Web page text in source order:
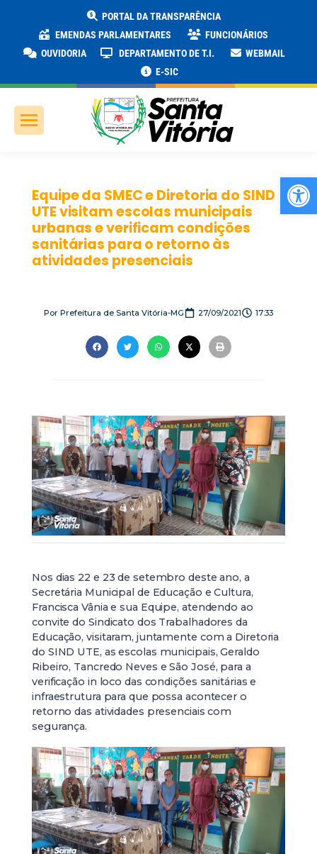
PORTAL DA TRANSPARÊNCIA
EMENDAS PARLAMENTARES
FUNCIONÁRIOS
OUVIDORIA
DEPARTAMENTO DE T.I.
WEBMAIL
E-SIC
Equipe da SMEC e Diretoria do SIND
UTE visitam escolas municipais
urbanas e verificam condições
sanitárias para o retorno às
atividades presenciais
Por Prefeitura de Santa Vitória-MG 27/09/2021 17:33
Nos dias 22 e 23 de setembro deste ano, a
Secretária Municipal de Educação e Cultura,
Francisca Vânia e sua Equipe, atendendo ao
convite do Sindicato dos Trabalhadores da
Educação, visitaram, juntamente com a Diretoria
do SIND UTE, as escolas municipais, Geraldo
Ribeiro, Tancredo Neves e São José, para a
verificação in loco das condições sanitárias e
infraestrutura para que possa acontecer o
retorno das atividades presenciais com
segurança.